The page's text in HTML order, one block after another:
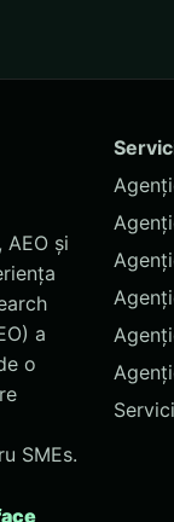
AEO și
a
o
SMEs.